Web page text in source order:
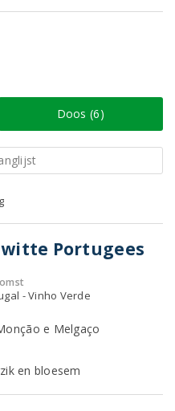
Doos (6)
Portugees
- Vinho Verde
e Melgaço
en bloesem